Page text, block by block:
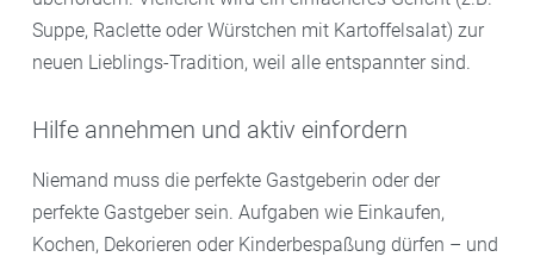
Suppe, Raclette oder Würstchen mit Kartoffelsalat) zur
neuen Lieblings-Tradition, weil alle entspannter sind.
Hilfe annehmen und aktiv einfordern
Niemand muss die perfekte Gastgeberin oder der
perfekte Gastgeber sein. Aufgaben wie Einkaufen,
Kochen, Dekorieren oder Kinderbespaßung dürfen – und